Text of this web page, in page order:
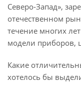
Северо-Запад»,
отечественном
течение многих
модели приборов,
Какие
хотелось бы